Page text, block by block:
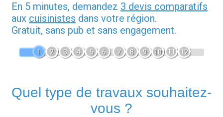
En 5 minutes, demandez 3 devis comparatifs
aux cuisinistes dans votre région.
Gratuit, sans pub et sans engagement.
1 2 3 4 5 6 7 8 9 10 11 12
Quel type de travaux souhaitez-
vous ?